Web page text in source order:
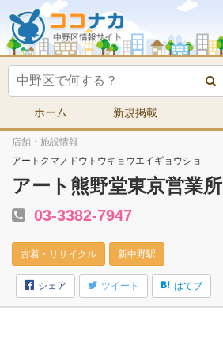
ホーム 新規掲載
店舗・施設情報
アートクマノドウトウキョウエイギョウショ
アート熊野堂東京営業所
03-3382-7947
古着・リサイクル 新中野駅
シェア ツイート はてブ